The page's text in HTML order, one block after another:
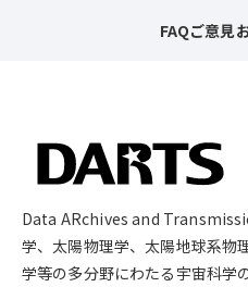
FAQご意見
Data ARchives and
学、太陽物理学、太陽地球系物
学等の多分野にわたる宇宙科学